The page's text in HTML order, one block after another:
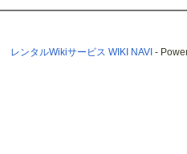
レンタルWikiサービス WIKI NAVI -